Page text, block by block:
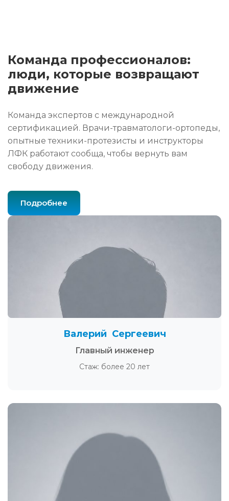
Команда профессионалов:
люди, которые возвращают
движение
Команда экспертов с международной
сертификацией. Врачи-травматологи-ортопеды,
опытные техники-протезисты и инструкторы
ЛФК работают сообща, чтобы вернуть вам
свободу движения.
Подробнее
Валерий Сергеевич
Главный инженер
Стаж: более 20 лет